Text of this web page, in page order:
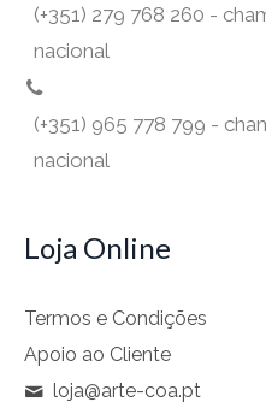
(+351) 279 768 260 -
nacional
(+351) 965 778 799 -
nacional
Loja Online
Termos e Condições
Apoio ao Cliente
loja@arte-coa.pt